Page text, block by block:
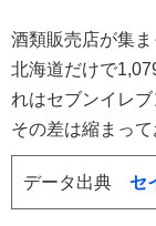
酒類販売店が集
北海道だけで
れはセブンイレ
その差は縮まっ
データ出典 セ